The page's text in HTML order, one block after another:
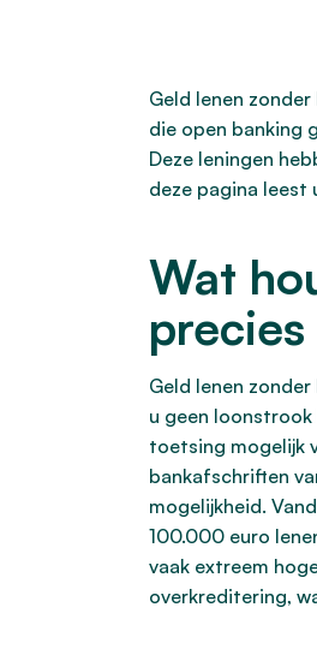
Geld lenen
die open banking
Deze leningen
deze pagina leest
Wat
precies
Geld lenen
u geen
toetsing mogelijk
bankafschriften
mogelijkheid.
100.000 euro
vaak extreem
overkreditering,